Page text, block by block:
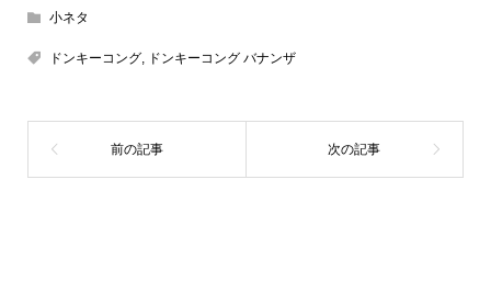
小ネタ
ドンキーコング, ドンキーコング バナンザ